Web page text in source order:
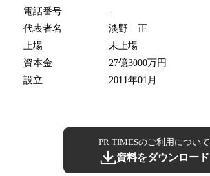
電話番号
-
代表者名
淡野 正
上場
未上場
資本金
27億3000万円
設立
2011年01月
PR TIMESのご利用について
資料をダウンロード